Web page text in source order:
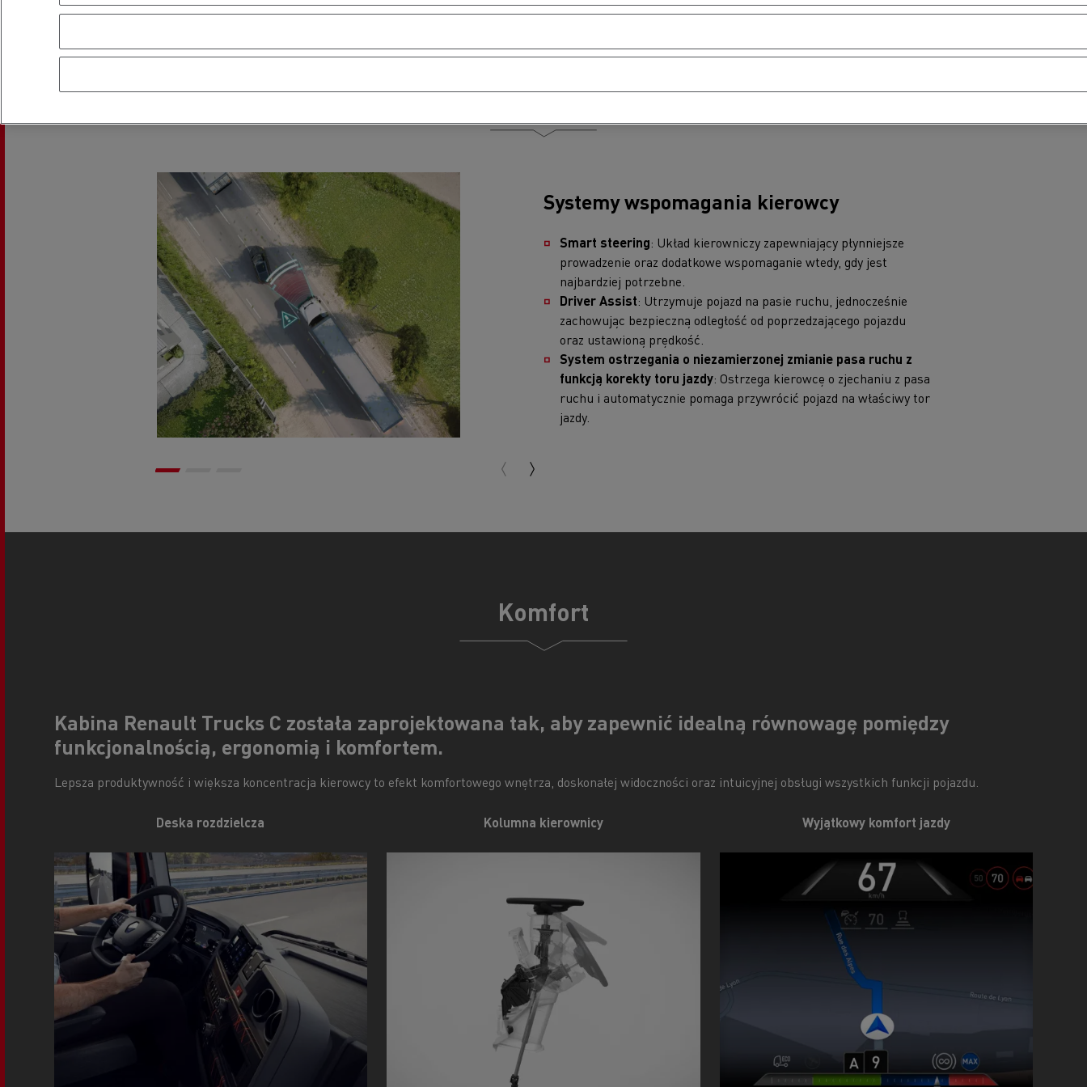
Bezpieczeństwo
Systemy wspomagania kierowcy
Smart steering: Układ kierowniczy zapewniający płynniejsze
prowadzenie oraz dodatkowe wspomaganie wtedy, gdy jest
najbardziej potrzebne.
Driver Assist: Utrzymuje pojazd na pasie ruchu, jednocześnie
zachowując bezpieczną odległość od poprzedzającego pojazdu
oraz ustawioną prędkość.
System ostrzegania o niezamierzonej zmianie pasa ruchu z
funkcją korekty toru jazdy: Ostrzega kierowcę o zjechaniu z pasa
ruchu i automatycznie pomaga przywrócić pojazd na właściwy tor
jazdy.
Komfort
Kabina Renault Trucks C została zaprojektowana tak, aby zapewnić idealną równowagę pomiędzy
funkcjonalnością, ergonomią i komfortem.
Lepsza produktywność i większa koncentracja kierowcy to efekt komfortowego wnętrza, doskonałej widoczności oraz intuicyjnej obsługi wszystkich funkcji pojazdu.
Deska rozdzielcza Kolumna kierownicy Wyjątkowy komfort jazdy